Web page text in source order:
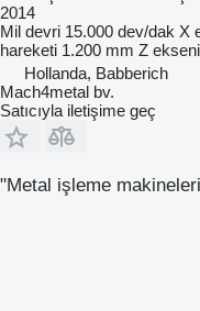
2014
Mil devri 15.000 dev/dak X
hareketi 1.200 mm Z
Hollanda, Babberich
Mach4metal bv.
Satıcıyla iletişime geç
"Metal işleme